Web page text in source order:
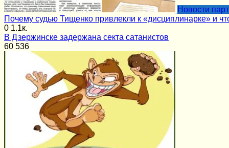
Новости
Почему судью Тищенко привлекли к «дисциплинарке» и
0 1.1к.
В Дзержинске задержана секта сатанистов
60 536